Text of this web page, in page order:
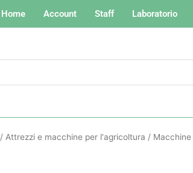
Home Account Staff Laboratorio
/ Attrezzi e macchine per l'agricoltura /